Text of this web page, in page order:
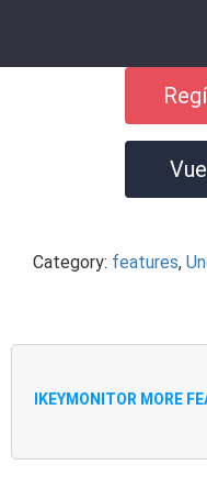
Category: features,
IKEYMONITOR MORE